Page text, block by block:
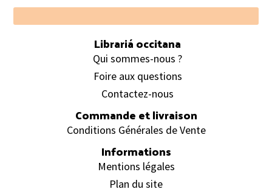
Footer
Librariá occitana
Qui sommes-nous ?
Foire aux questions
Contactez-nous
Commande et livraison
Conditions Générales de Vente
Informations
Mentions légales
Plan du site